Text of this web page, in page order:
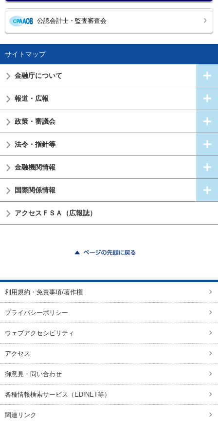
公認会計士・監査審査会
サイトマップ
金融庁について
報道・広報
政策・審議会
法令・指針等
金融機関情報
国際関係情報
アクセスＦＳＡ（広報誌）
利用規約・免責事項/著作権
プライバシーポリシー
ウェブアクセシビリティ
アクセス
御意見・問い合わせ
各種情報検索サービス（EDINET等）
関連リンク